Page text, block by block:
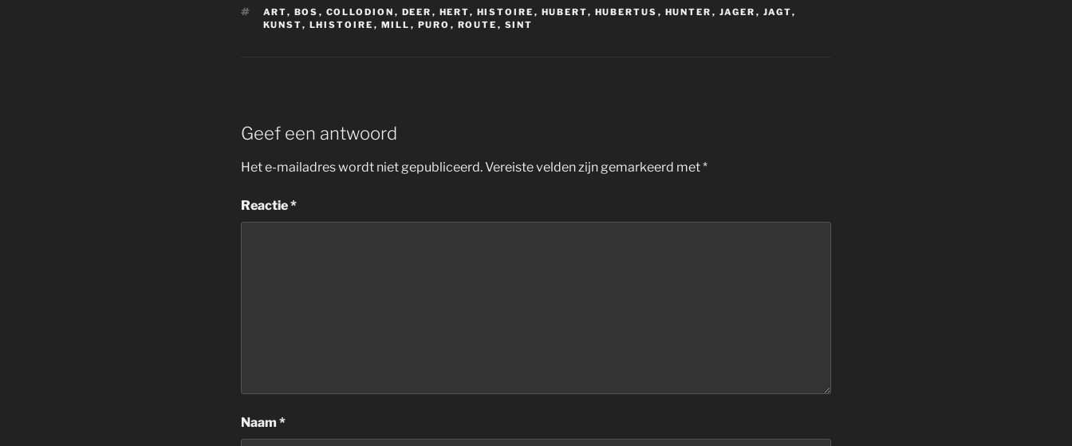
TAGS
ART, BOS , COLLODION , DEER , HERT, HISTOIRE , HUBERT, HUBERTUS , HUNTER , JAGER , JAGT,
KUNST, LHISTOIRE , MILL , PURO , ROUTE , SINT
Geef een antwoord
Het e-mailadres wordt niet gepubliceerd.Vereiste velden zijn gemarkeerd met*
Reactie*
Naam *